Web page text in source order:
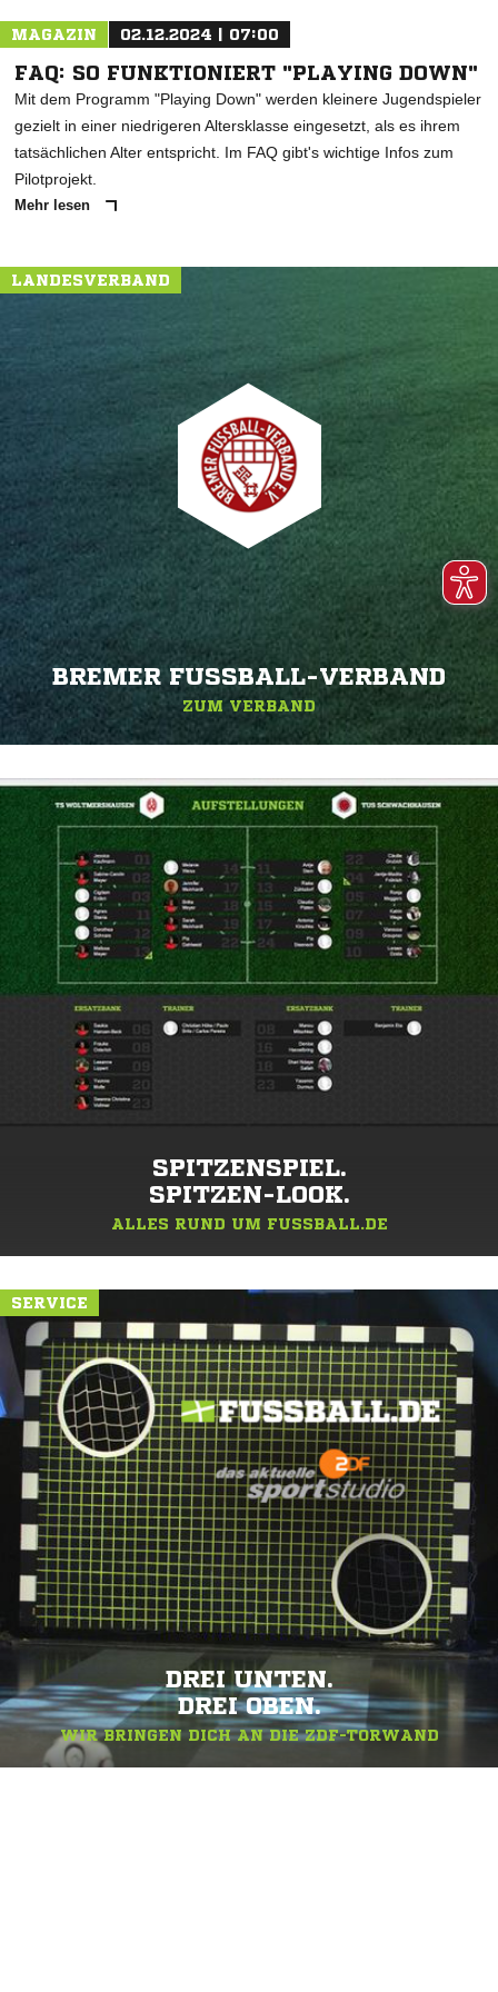
MAGAZIN 02.12.2024 | 07:00
FAQ: SO FUNKTIONIERT "PLAYING DOWN"
Mit dem Programm "Playing Down" werden kleinere Jugendspieler
gezielt in einer niedrigeren Altersklasse eingesetzt, als es ihrem
tatsächlichen Alter entspricht. Im FAQ gibt's wichtige Infos zum
Pilotprojekt.
Mehr lesen
LANDESVERBAND
BREMER FUSSBALL-VERBAND
ZUM VERBAND
SPITZENSPIEL.
SPITZEN-LOOK.
ALLES RUND UM FUSSBALL.DE
SERVICE
DREI UNTEN.
DREI OBEN.
WIR BRINGEN DICH AN DIE ZDF-TORWAND